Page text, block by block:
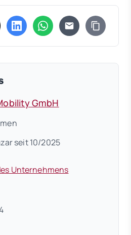
Tab)
in neuem Tab)
(öffnet in neuem Tab)
(öffnet in neuem Tab)
GmbH
seit 10/2025
Unternehmens